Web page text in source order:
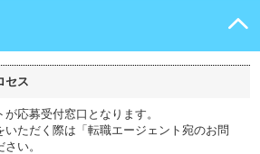
セス
応募受付窓口となります。
いただく際は「転職エージェント宛のお問
い。